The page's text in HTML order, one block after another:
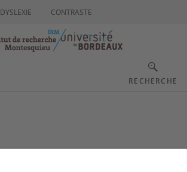
DYSLEXIE CONTRASTE
RECHERCHE